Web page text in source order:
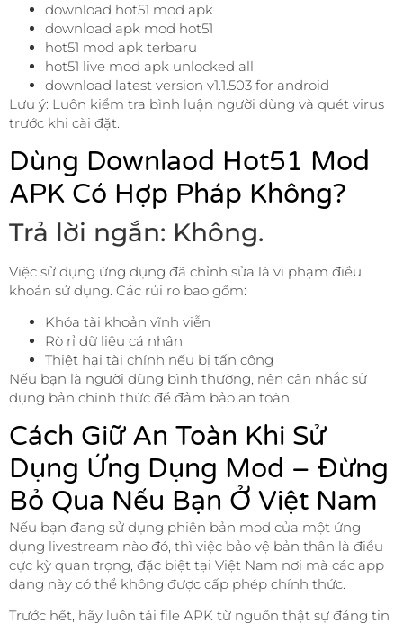
download hot51 mod apk
download apk mod hot51
hot51 mod apk terbaru
hot51 live mod apk unlocked all
download latest version v1.1.503 for android
Lưu ý: Luôn kiểm tra bình luận người dùng và quét virus
trước khi cài đặt.
Dùng Downlaod Hot51 Mod
APK Có Hợp Pháp Không?
Trả lời ngắn: Không.
Việc sử dụng ứng dụng đã chỉnh sửa là vi phạm điều
khoản sử dụng. Các rủi ro bao gồm:
Khóa tài khoản vĩnh viễn
Rò rỉ dữ liệu cá nhân
Thiệt hại tài chính nếu bị tấn công
Nếu bạn là người dùng bình thường, nên cân nhắc sử
dụng bản chính thức để đảm bảo an toàn.
Cách Giữ An Toàn Khi Sử
Dụng Ứng Dụng Mod – Đừng
Bỏ Qua Nếu Bạn Ở Việt Nam
Nếu bạn đang sử dụng phiên bản mod của một ứng
dụng livestream nào đó, thì việc bảo vệ bản thân là điều
cực kỳ quan trọng, đặc biệt tại Việt Nam nơi mà các app
dạng này có thể không được cấp phép chính thức.
Trước hết, hãy luôn tải file APK từ nguồn thật sự đáng tin